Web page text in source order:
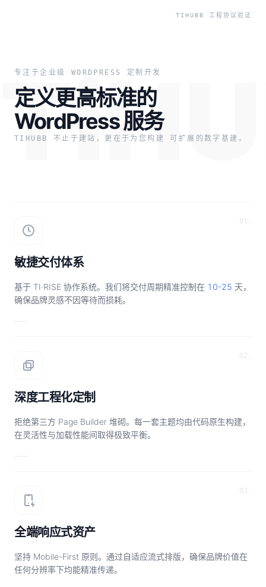
TIHUBB 工程协议验证
专注于企业级 WORDPRESS 定制开发
定义更高标准的
WordPress 服务
TIHUBB 不止于建站，更在于为您构建 可扩展的数字基建。
01.
敏捷交付体系
基于 TI·RISE 协作系统。我们将交付周期精准控制在 10-25 天，
确保品牌灵感不因等待而损耗。
02.
深度工程化定制
拒绝第三方 Page Builder 堆砌。每一套主题均由代码原生构建，
在灵活性与加载性能间取得极致平衡。
03.
全端响应式资产
坚持 Mobile-First 原则。通过自适应流式排版，确保品牌价值在
任何分辨率下均能精准传递。